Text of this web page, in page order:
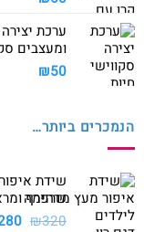
ערכת
ומעצבים
₪50
הנמכרים ביותר…
שידת
שרפרף
₪320